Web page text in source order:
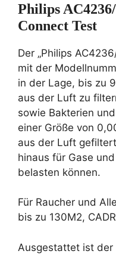
Philips
Connect Test
Der „Philips
mit der
in der Lage, bis zu
aus der Luft zu
sowie Bakterien
einer Größe von
aus der Luft
hinaus für Gase
belasten können.
Für Raucher und
bis zu 130M2,
Ausgestattet ist